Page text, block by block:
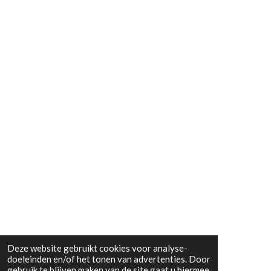
Deze website gebruikt cookies voor analyse-
doeleinden en/of het tonen van advertenties. Door